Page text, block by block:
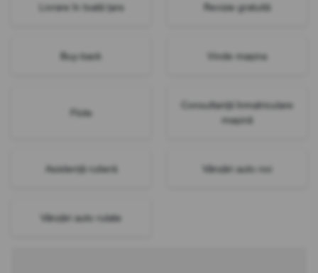
Livrare în toată țara Revizie gratuită
Buy-back Vinde mașina
Flote
Consultanță înmatriculare
mașină
Asistență rutieră Vânzări auto noi
Vânzări auto rulate